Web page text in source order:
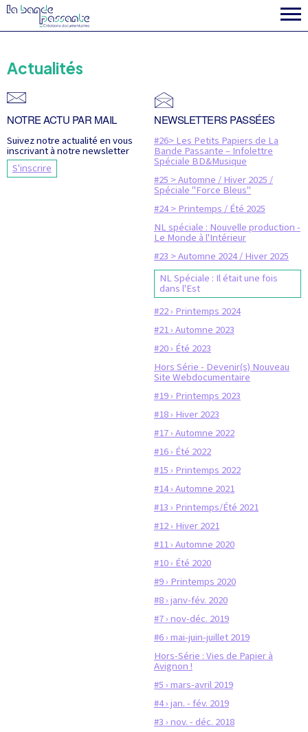
la fabrique
Actualités
NOTRE ACTU PAR MAIL
Suivez notre actualité en vous
inscrivant à notre newsletter
S'inscrire
NEWSLETTERS PASSÉES
#26> Les Petits Papiers de La
Bande Passante – Infolettre
Spéciale BD&Musique
#25 > Automne / Hiver 2025 /
Spéciale "Force Bleus"
#24 > Printemps / Été 2025
NL spéciale : Nouvelle production -
Le Monde à l'Intérieur
#23 > Automne 2024 / Hiver 2025
NL Spéciale : Il était une fois
dans l'Est
#22 › Printemps 2024
#21 › Automne 2023
#20 › Été 2023
Hors Série - Devenir(s) Nouveau
Site Webdocumentaire
#19 › Printemps 2023
#18 › Hiver 2023
#17 › Automne 2022
#16 › Été 2022
#15 › Printemps 2022
#14 › Automne 2021
#13 › Printemps/Été 2021
#12 › Hiver 2021
#11 › Automne 2020
#10 › Été 2020
#9 › Printemps 2020
#8 › janv-fév. 2020
#7 › nov-déc. 2019
#6 › mai-juin-juillet 2019
Hors-Série : Vies de Papier à
Avignon !
#5 › mars-avril 2019
#4 › jan. - fév. 2019
#3 › nov. - déc. 2018